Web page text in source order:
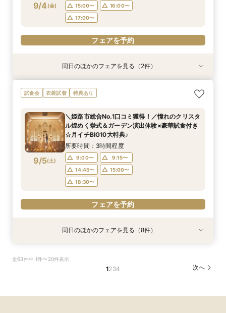
フェアを予約
フェアを予約
9/4 (金)
15:00〜
16:00〜
17:00〜
フェアを予約
9/4(金)
【遠方の方◎オンライン相談会】スマホで簡単！
豪華5大特典付き
13:00〜
14:00〜
15:00〜
16:00〜
17:00〜
フェアを予約
衣装試着
9/4(金)
《限定プラン◆10~30名専用会場有》少人数
ウェディング相談フェア
11:00〜
13:00〜
14:00〜
16:00〜
17:00〜
フェアを予約
同日のほかのフェアを見る（2件）
試食会 衣装試着 特典あり
9/5(土)
＼姫路市総合No.1口コミ獲得！／憧れのクリスタ
ル煌めく挙式＆ガーデン演出体験×豪華試食付き
☆月イチBIG10大特典♪
所要時間：3時間程度
9:00〜
9:15〜
14:45〜
15:00〜
18:30〜
フェアを予約
衣装試着 特典あり 動画あり
9/5
*「即決ナシ」相談会
9/5
豪華5大特典付き
衣装試着
9/5
談会×豪華試食付
衣装試着 特典あり
9/5
チ試食付*相談会
衣装試着 特典あり
9/5
心設備＆スタッフ
衣装試着 特典あり
9/5
体験*試食＆特典付き
衣装試着 特典あり
9/5
ALL体験×国産牛試食
衣装試着 特典あり
9/5
OK！
同日のほかのフェアを見る（8件）
全63件中 1件〜20件表示
1234 次へ